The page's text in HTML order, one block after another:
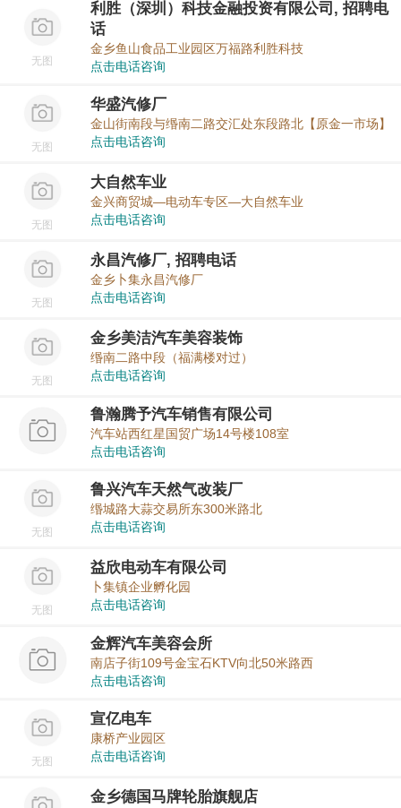
无图
利胜（深圳）科技金融投资有限公司, 招聘电
话
金乡鱼山食品工业园区万福路利胜科技
点击电话咨询
无图
华盛汽修厂
金山街南段与缗南二路交汇处东段路北【原金一市场】
点击电话咨询
无图
大自然车业
金兴商贸城―电动车专区―大自然车业
点击电话咨询
无图
永昌汽修厂, 招聘电话
金乡卜集永昌汽修厂
点击电话咨询
无图
金乡美洁汽车美容装饰
缗南二路中段（福满楼对过）
点击电话咨询
鲁瀚腾予汽车销售有限公司
汽车站西红星国贸广场14号楼108室
点击电话咨询
无图
鲁兴汽车天然气改装厂
缗城路大蒜交易所东300米路北
点击电话咨询
无图
益欣电动车有限公司
卜集镇企业孵化园
点击电话咨询
金辉汽车美容会所
南店子街109号金宝石KTV向北50米路西
点击电话咨询
无图
宣亿电车
康桥产业园区
点击电话咨询
金乡德国马牌轮胎旗舰店